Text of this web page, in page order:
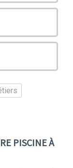
PISCINE À